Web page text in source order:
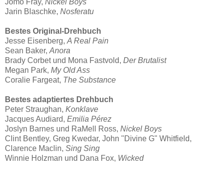
Jomo Fray, Nickel Boys
Jarin Blaschke, Nosferatu
Bestes Original-Drehbuch
Jesse Eisenberg, A Real Pain
Sean Baker, Anora
Brady Corbet und Mona Fastvold, Der Brutalist
Megan Park, My Old Ass
Coralie Fargeat, The Substance
Bestes adaptiertes Drehbuch
Peter Straughan, Konklave
Jacques Audiard, Emilia Pérez
Joslyn Barnes und RaMell Ross, Nickel Boys
Clint Bentley, Greg Kwedar, John "Divine G" Whitfield,
Clarence Maclin, Sing Sing
Winnie Holzman und Dana Fox, Wicked